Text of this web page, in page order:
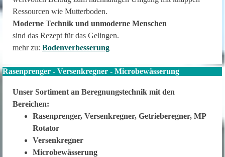
Ressourcen wie Mutterboden.
Moderne Technik und unmoderne Menschen
sind das Rezept für das Gelingen.
mehr zu: Bodenverbesserung
Rasenprenger - Versenkregner - Microbewässerung
Unser Sortiment an Beregnungstechnik mit den
Bereichen:
Rasenprenger, Versenkregner, Getrieberegner, MP
Rotator
Versenkregner
Microbewässerung